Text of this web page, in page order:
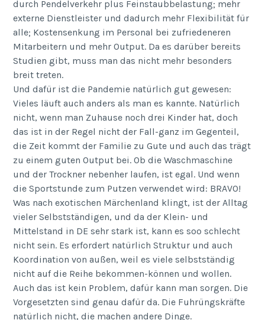
durch Pendelverkehr plus Feinstaubbelastung; mehr
externe Dienstleister und dadurch mehr Flexibilität für
alle; Kostensenkung im Personal bei zufriedeneren
Mitarbeitern und mehr Output. Da es darüber bereits
Studien gibt, muss man das nicht mehr besonders
breit treten.
Und dafür ist die Pandemie natürlich gut gewesen:
Vieles läuft auch anders als man es kannte. Natürlich
nicht, wenn man Zuhause noch drei Kinder hat, doch
das ist in der Regel nicht der Fall-ganz im Gegenteil,
die Zeit kommt der Familie zu Gute und auch das trägt
zu einem guten Output bei. Ob die Waschmaschine
und der Trockner nebenher laufen, ist egal. Und wenn
die Sportstunde zum Putzen verwendet wird: BRAVO!
Was nach exotischen Märchenland klingt, ist der Alltag
vieler Selbstständigen, und da der Klein- und
Mittelstand in DE sehr stark ist, kann es soo schlecht
nicht sein. Es erfordert natürlich Struktur und auch
Koordination von außen, weil es viele selbstständig
nicht auf die Reihe bekommen-können und wollen.
Auch das ist kein Problem, dafür kann man sorgen. Die
Vorgesetzten sind genau dafür da. Die Fuhrüngskräfte
natürlich nicht, die machen andere Dinge.